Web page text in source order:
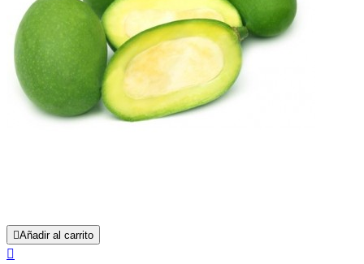
Añadir al carrito
